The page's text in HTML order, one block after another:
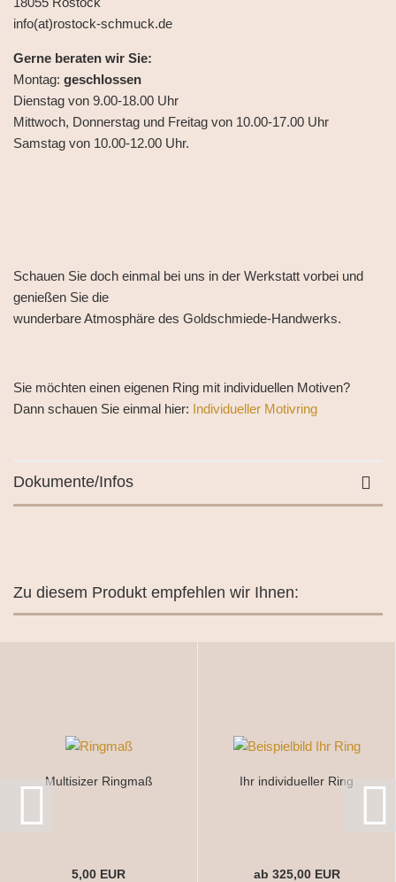
info(at)rostock-schmuck.de
Gerne beraten wir Sie:
Montag: geschlossen
Dienstag von 9.00-18.00 Uhr
Mittwoch, Donnerstag und Freitag von 10.00-17.00 Uhr
Samstag von 10.00-12.00 Uhr.
Schauen Sie doch einmal bei uns in der Werkstatt vorbei und
genießen Sie die
wunderbare Atmosphäre des Goldschmiede-Handwerks.
Sie möchten einen eigenen Ring mit individuellen Motiven?
Dann schauen Sie einmal hier: Individueller Motivring
Dokumente/Infos
Zu diesem Produkt empfehlen wir Ihnen:
Multisizer Ringmaß
5,00 EUR
Ihr individueller Ring
ab 325,00 EUR